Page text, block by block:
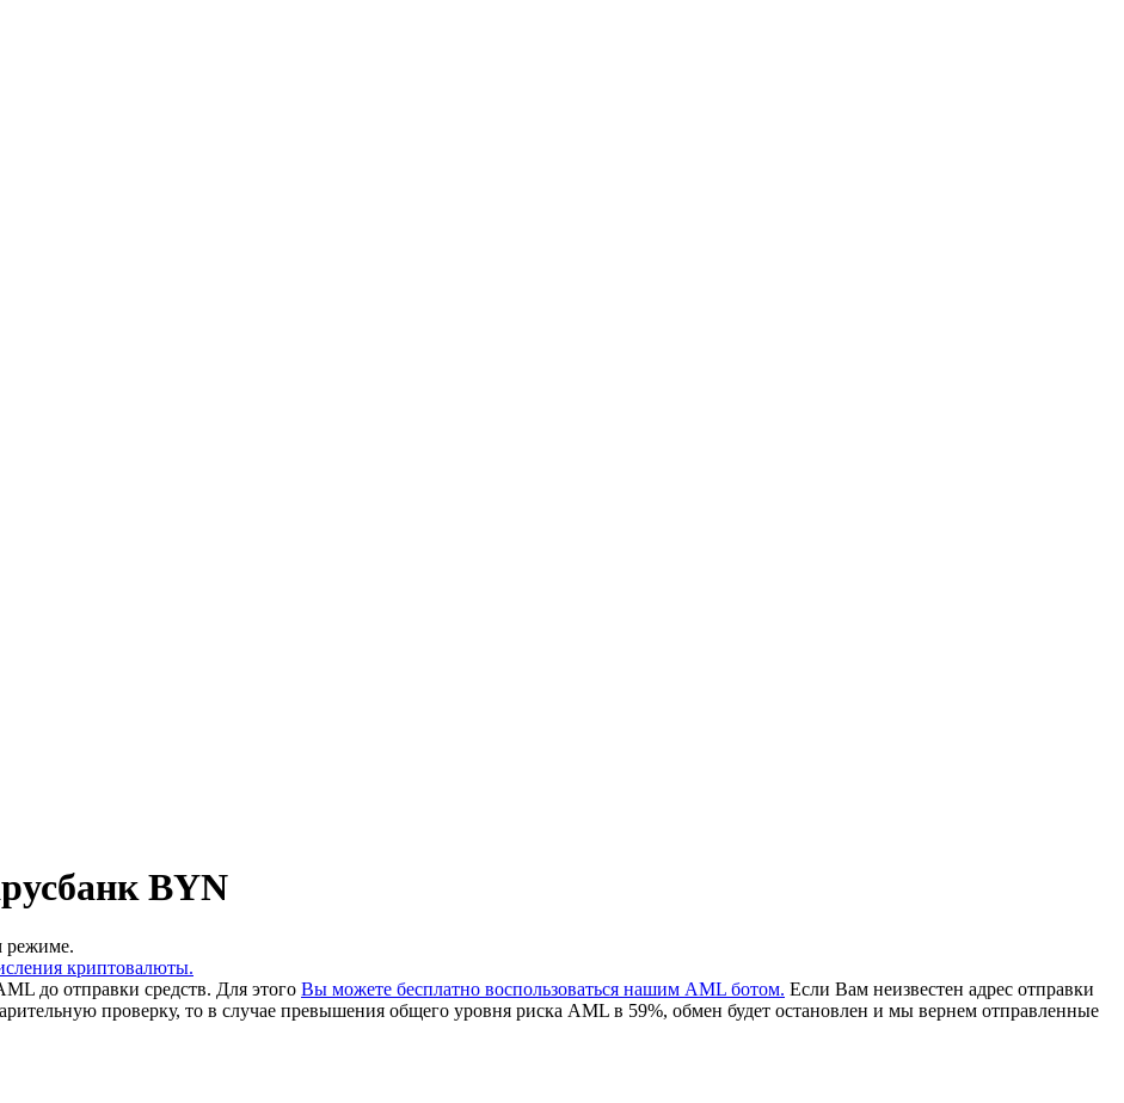
BYN
режиме.
криптовалюты.
до отправки средств. Для этого Вы можете бесплатно воспользоваться нашим AML ботом. Если Вам неизвестен адрес отправки
проверку, то в случае превышения общего уровня риска AML в 59%, обмен будет остановлен и мы вернем отправленные